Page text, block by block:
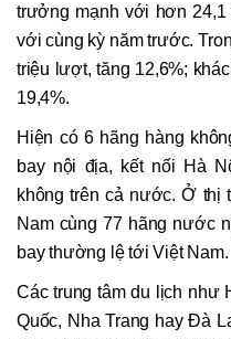
trưởng mạnh với hơn
với cùng kỳ năm trước.
triệu lượt, tăng 12,6%;
19,4%.
Hiện có 6 hãng hàng
bay nội địa, kết nối Hà
không trên cả nước. Ở thị
Nam cùng 77 hãng nước
bay thường lệ tới Việt Nam.
Các trung tâm du lịch như
Quốc, Nha Trang hay Đà